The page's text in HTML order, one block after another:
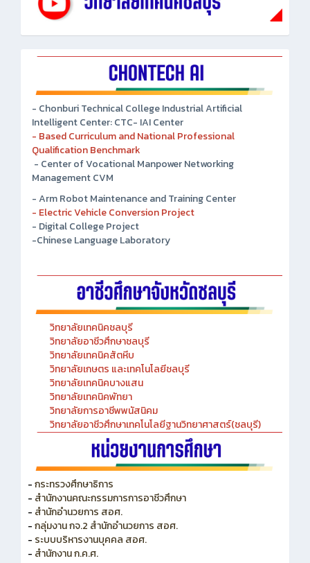
- Chonburi Technical College Industrial Artificial
Intelligent Center: CTC- IAI Center
- Based Curriculum and National Professional
Qualification Benchmark
- Center of Vocational Manpower Networking
Management CVM
- Arm Robot Maintenance and Training Center
- Electric Vehicle Conversion Project
- Digital College Project
-Chinese Language Laboratory
วิทยาลัยเทคนิคชลบุรี
วิทยาลัยอาชีวศึกษาชลบุรี
วิทยาลัยเทคนิคสัตหีบ
วิทยาลัยเกษตร และเทคโนโลยีชลบุรี
วิทยาลัยเทคนิคบางแสน
วิทยาลัยเทคนิคพัทยา
วิทยาลัยการอาชีพพนัสนิคม
วิทยาลัยอาชีวศึกษาเทคโนโลยีฐานวิทยาศาสตร์(ชลบุรี)
-กระทรวงศึกษาธิการ
- สำนักงานคณะกรรมการการอาชีวศึกษา
- สำนักอำนวยการ สอศ.
-กลุ่มงาน กจ.2 สำนักอำนวยการ สอศ.
- ระบบบริหารงานบุคคล สอศ.
- สำนักงาน ก.ค.ศ.